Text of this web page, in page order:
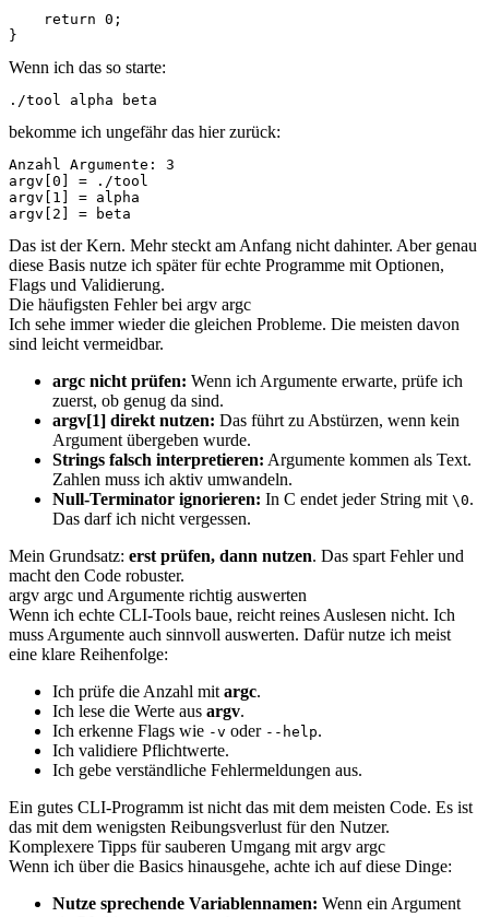
    return 0;
}
Wenn ich das so starte:
./tool alpha beta
bekomme ich ungefähr das hier zurück:
Anzahl Argumente: 3
argv[0] = ./tool
argv[1] = alpha
argv[2] = beta
Das ist der Kern. Mehr steckt am Anfang nicht dahinter. Aber genau
diese Basis nutze ich später für echte Programme mit Optionen,
Flags und Validierung.
Die häufigsten Fehler bei argv argc
Ich sehe immer wieder die gleichen Probleme. Die meisten davon
sind leicht vermeidbar.
argc nicht prüfen: Wenn ich Argumente erwarte, prüfe ich
zuerst, ob genug da sind.
argv[1] direkt nutzen: Das führt zu Abstürzen, wenn kein
Argument übergeben wurde.
Strings falsch interpretieren: Argumente kommen als Text.
Zahlen muss ich aktiv umwandeln.
Null-Terminator ignorieren: In C endet jeder String mit \0.
Das darf ich nicht vergessen.
Mein Grundsatz: erst prüfen, dann nutzen. Das spart Fehler und
macht den Code robuster.
argv argc und Argumente richtig auswerten
Wenn ich echte CLI-Tools baue, reicht reines Auslesen nicht. Ich
muss Argumente auch sinnvoll auswerten. Dafür nutze ich meist
eine klare Reihenfolge:
Ich prüfe die Anzahl mit argc.
Ich lese die Werte aus argv.
Ich erkenne Flags wie -v oder --help.
Ich validiere Pflichtwerte.
Ich gebe verständliche Fehlermeldungen aus.
Ein gutes CLI-Programm ist nicht das mit dem meisten Code. Es ist
das mit dem wenigsten Reibungsverlust für den Nutzer.
Komplexere Tipps für sauberen Umgang mit argv argc
Wenn ich über die Basics hinausgehe, achte ich auf diese Dinge:
Nutze sprechende Variablennamen: Wenn ein Argument